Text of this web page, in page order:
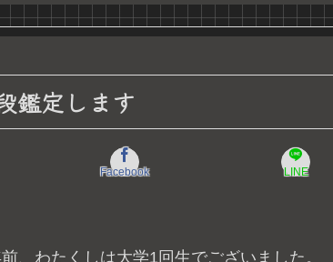
鑑定します
Facebook LINE
、わたくしは大学1回生でございました。